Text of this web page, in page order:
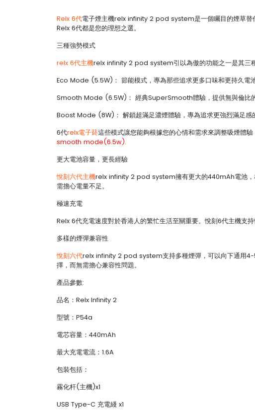
Relx 6代電子煙主機relx infinity 2 pod system是一個矚目的煙草替
Relx 6代都是您的理想之選。
三種強勢模式
relx 6代主機relx infinity 2 pod system引以為傲的功能之一是其三
Eco Mode (5.5W)： 節能模式，專為那些追求更多口味和更持久電池
Smooth Mode (6.5W)： 經典SuperSmooth體驗，提供無與倫比的
Boost Mode (8W)： 解鎖超滿足濃煙體驗，專為追求更強烈滿足感
6代relx電子菸這些模式讓您能夠根據您的心情和需求來調整吸煙體驗
smooth mode(6.5w).
更大電池容量，更長經驗
悅刻六代主機relx infinity 2 pod system擁有更大的440mAh電池，
需擔心電量不足。
極速充電
Relx 6代充電速度對於香港人的繁忙生活至關重要。悅刻6代主機支
多樣的煙彈兼容性
悅刻六代relx infinity 2 pod system支持多種煙彈，可以向下通用4-
擇，而無需擔心兼容性問題。
產品參數:
品名：Relx Infinity 2
型號：P54a
電芯容量：440mAh
最大充電電流：1.6A
包裝包括：
霧化杆(主機)x1
USB Type-C 充電綫 x1